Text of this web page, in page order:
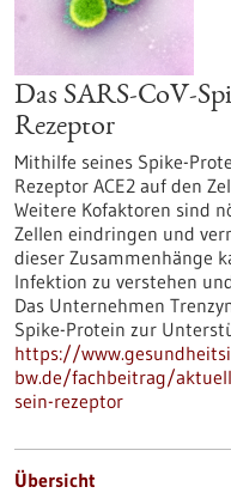
Das SARS-CoV-
Rezeptor
Mithilfe seines Spike-
Rezeptor ACE2 auf den
Weitere Kofaktoren sind
Zellen eindringen und
dieser Zusammenhänge
Infektion zu verstehen
Das Unternehmen
Spike-Protein zur
https://
bw.de/fachbeitrag/
sein-rezeptor
Übersicht